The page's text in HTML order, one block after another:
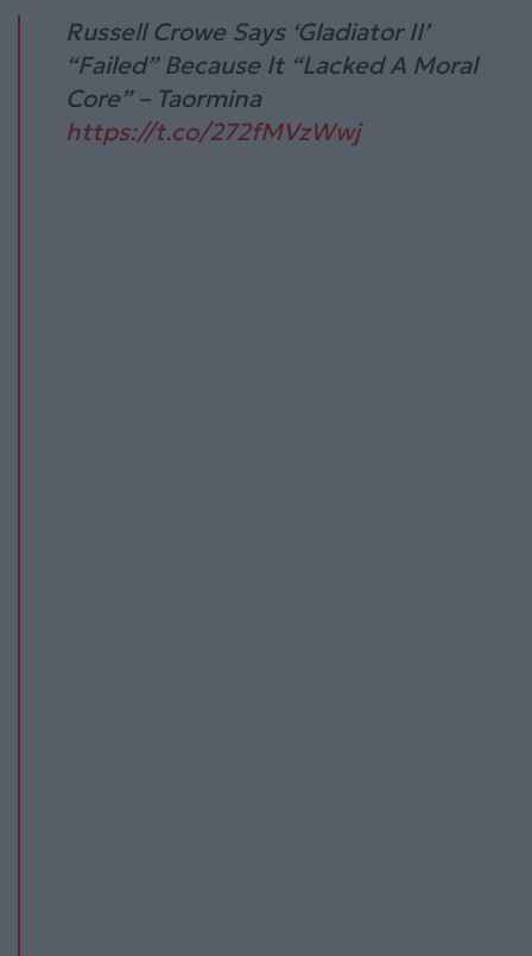
Russell Crowe Says ‘Gladiator II’
“Failed” Because It “Lacked A Moral
Core” – Taormina
https://t.co/272fMVzWwj